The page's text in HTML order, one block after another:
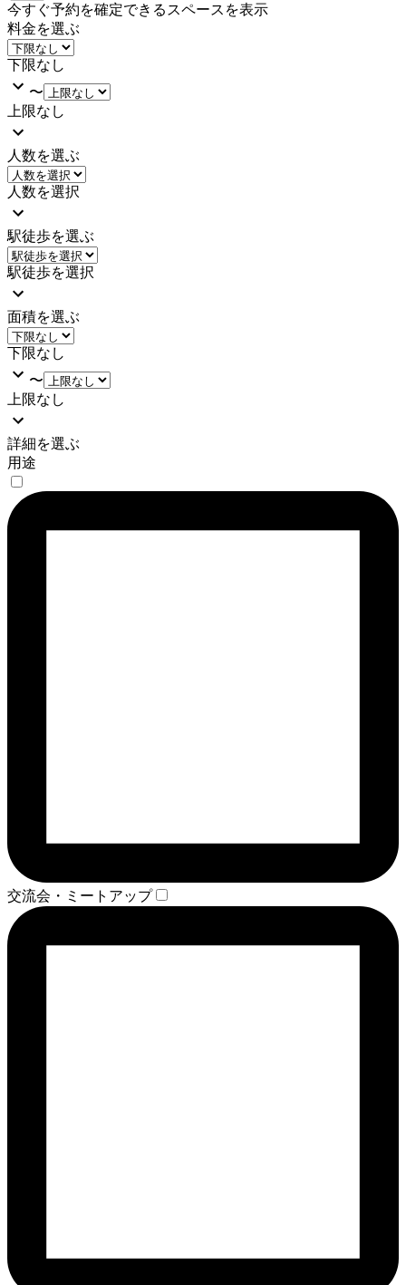
今すぐ予約を確定できるスペースを表示
料金を選ぶ
下限なし
〜
上限なし
人数を選ぶ
人数を選択
駅徒歩を選ぶ
駅徒歩を選択
面積を選ぶ
下限なし
〜
上限なし
詳細を選ぶ
用途
交流会・ミートアップ